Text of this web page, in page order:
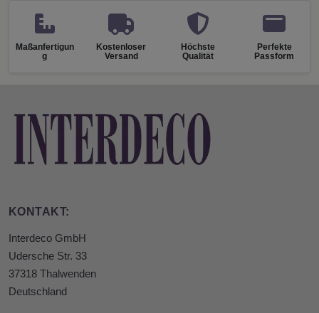
Maßanfertigun
g
Kostenloser
Versand
Höchste
Qualität
Perfekte
Passform
KONTAKT:
Interdeco GmbH
Udersche Str. 33
37318 Thalwenden
Deutschland